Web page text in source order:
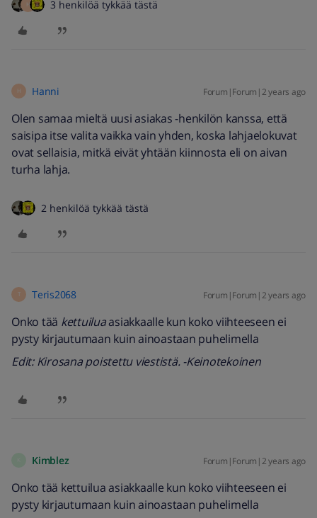
H 3 henkilöä tykkää tästä
H Hanni Forum|Forum|2 years ago
Olen samaa mieltä uusi asiakas -henkilön kanssa, että
saisipa itse valita vaikka vain yhden, koska lahjaelokuvat
ovat sellaisia, mitkä eivät yhtään kiinnosta eli on aivan
turha lahja.
2 henkilöä tykkää tästä
T Teris2068 Forum|Forum|2 years ago
Onko tää kettuiluaasiakkaalle kun koko viihteeseen ei
pysty kirjautumaan kuin ainoastaan puhelimella
Edit: Kirosana poistettu viestistä. -Keinotekoinen
Kimblez Forum|Forum|2 years ago
Onko tää kettuilua asiakkaalle kun koko viihteeseen ei
pysty kirjautumaan kuin ainoastaan puhelimella